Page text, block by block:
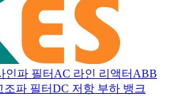
인파 필터 AC 라인 리액터 ABB
파 필터DC 저항 부하 뱅크